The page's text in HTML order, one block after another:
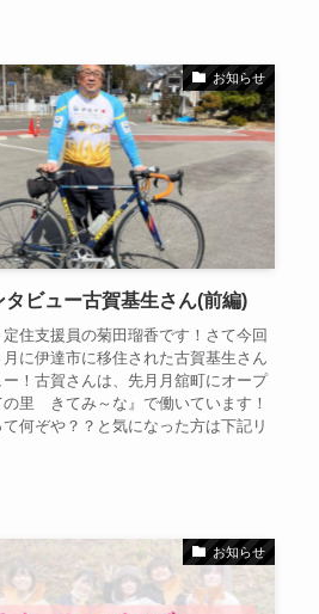
お知らせ
タビュー古賀基生さん(前編)
定住支援員の菊田瑠香です！さて今回
に伊達市に移住された古賀基生さん
！古賀さんは、先月月舘町にオープ
の里 きてみ～な』で働いています！
何ぞや？？と気になった方は下記リ
お知らせ